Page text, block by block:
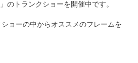
のトランクショーを開催中です。
ョーの中からオススメのフレームを